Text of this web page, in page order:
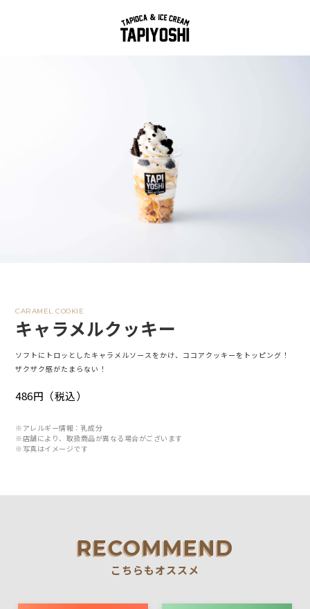
CARAMEL COOKIE
キャラメルクッキー
ソフトにトロッとしたキャラメルソースをかけ、ココアクッキーをトッピング！
ザクザク感がたまらない！
486円（税込）
※アレルギー情報：乳成分
※店舗により、取扱商品が異なる場合がございます
※写真はイメージです
RECOMMEND
こちらもオススメ